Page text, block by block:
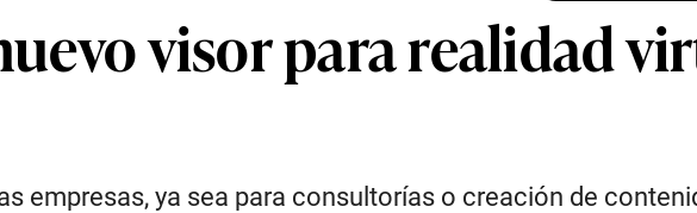
visor para realidad
empresas, ya sea para consultorías o creación de